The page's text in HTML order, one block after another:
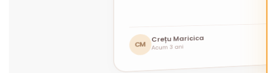
CM Crețu Maricica
Acum 3 ani